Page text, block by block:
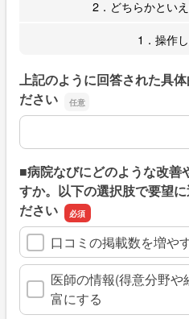
2．どちらかとい
1．操作
上記のように回答された具
ださい
上記のように回答された具
■病院なびにどのような改善
すか。以下の選択肢で要望
ださい
口コミの掲載数を増や
医師の情報(得意分野
富にする